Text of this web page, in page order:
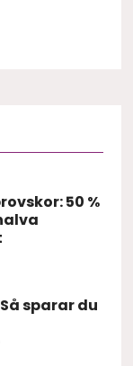
50 %
sparar du